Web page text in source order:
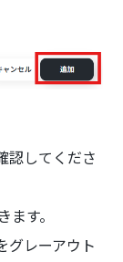
認してくださ
す。
グレーアウト